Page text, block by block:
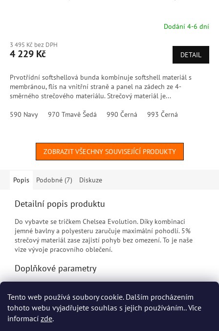
Tento web používá soubory cookie. Dalším procházením
tohoto webu vyjadřujete souhlas s jejich používáním.. Více
informací zde.
Dodání 4-6 dní
3 495 Kč bez DPH
4 229 Kč DETAIL
Prvotřídní softshellová bunda kombinuje softshell materiál s
membránou, flís na vnitřní straně a panel na zádech ze 4-
směrného strečového materiálu. Strečový materiál je...
590 Navy 970 Tmavě Šedá 990 Černá 993 Černá
ZOBRAZIT VŠECHNY SOUVISEJÍCÍ PRODUKTY
Popis Podobné (7) Diskuze
Detailní popis produktu
Do vybavte se tričkem Chelsea Evolution. Díky kombinaci
jemné bavlny a polyesteru zaručuje maximální pohodlí. 5%
strečový materiál zase zajistí pohyb bez omezení. To je naše
vize vývoje pracovního oblečení.
Doplňkové parametry
EAN : 7040055117202